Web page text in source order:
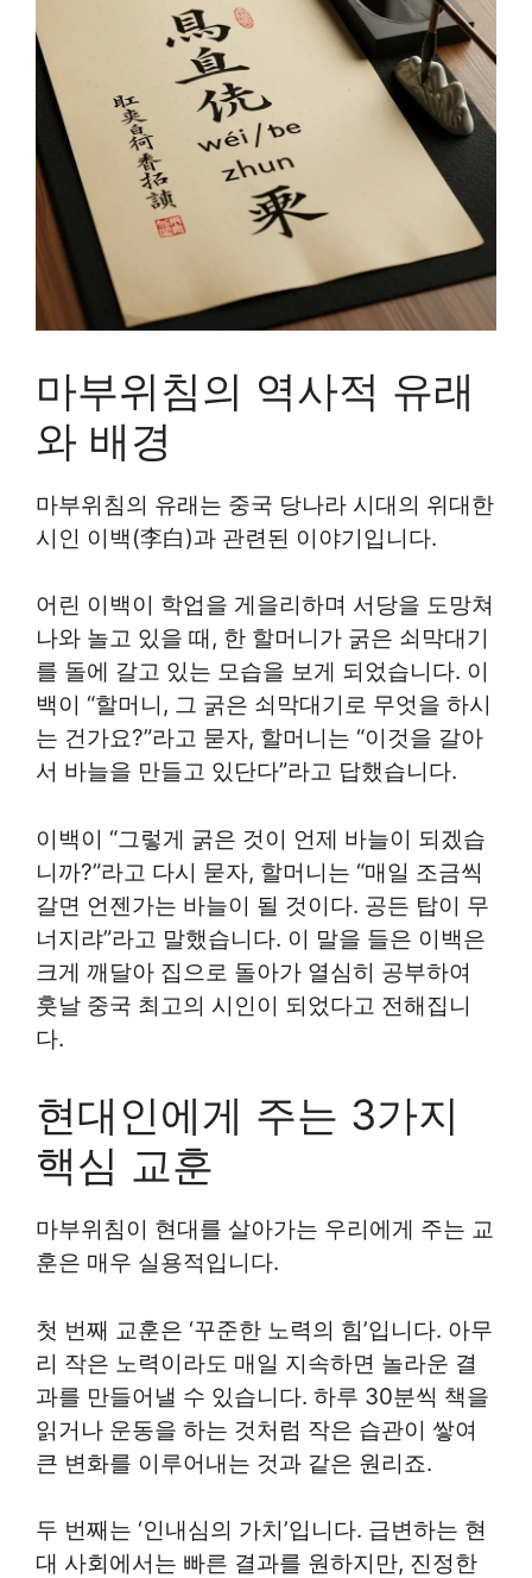
마부위침의 역사적 유래
와 배경
마부위침의 유래는 중국 당나라 시대의 위대한
시인 이백(李白)과 관련된 이야기입니다.
어린 이백이 학업을 게을리하며 서당을 도망쳐
나와 놀고 있을 때, 한 할머니가 굵은 쇠막대기
를 돌에 갈고 있는 모습을 보게 되었습니다. 이
백이 “할머니, 그 굵은 쇠막대기로 무엇을 하시
는 건가요?”라고 묻자, 할머니는 “이것을 갈아
서 바늘을 만들고 있단다”라고 답했습니다.
이백이 “그렇게 굵은 것이 언제 바늘이 되겠습
니까?”라고 다시 묻자, 할머니는 “매일 조금씩
갈면 언젠가는 바늘이 될 것이다. 공든 탑이 무
너지랴”라고 말했습니다. 이 말을 들은 이백은
크게 깨달아 집으로 돌아가 열심히 공부하여
훗날 중국 최고의 시인이 되었다고 전해집니
다.
현대인에게 주는 3가지
핵심 교훈
마부위침이 현대를 살아가는 우리에게 주는 교
훈은 매우 실용적입니다.
첫 번째 교훈은 ‘꾸준한 노력의 힘’입니다. 아무
리 작은 노력이라도 매일 지속하면 놀라운 결
과를 만들어낼 수 있습니다. 하루 30분씩 책을
읽거나 운동을 하는 것처럼 작은 습관이 쌓여
큰 변화를 이루어내는 것과 같은 원리죠.
두 번째는 ‘인내심의 가치’입니다. 급변하는 현
대 사회에서는 빠른 결과를 원하지만, 진정한